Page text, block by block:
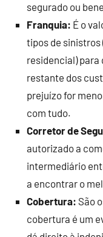
segurado ou
Franquia: É o
tipos de sinistros
residencial) para
restante dos
prejuízo for
com tudo.
Corretor de
autorizado a
intermediário
a encontrar o
Cobertura: São
cobertura é um